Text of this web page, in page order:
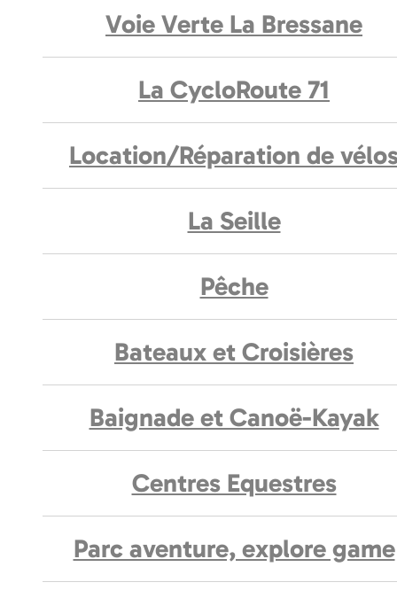
Voie Verte La Bressane
La CycloRoute 71
Location/Réparation de
La Seille
Pêche
Bateaux et Croisières
Baignade et Canoë-Kayak
Centres Equestres
Parc aventure, explore game